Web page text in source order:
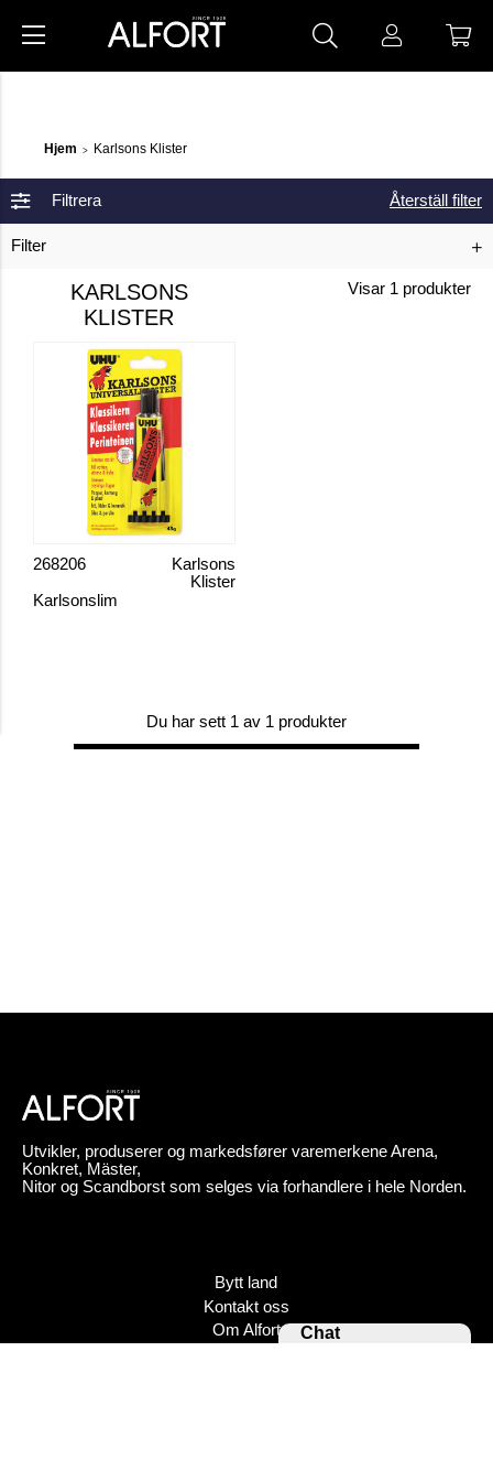
Hjem > Karlsons Klister
Filtrera
Filter
Återställ filter
KARLSONS
KLISTER
Visar 1 produkter
Karlsonslim
Karlsons
Klister
268206
Du har sett 1 av 1 produkter
Utvikler, produserer og markedsfører varemerkene Arena,
Konkret, Mäster,
Nitor og Scandborst som selges via forhandlere i hele Norden.
Bytt land
Kontakt oss
Om Alfort
Chat